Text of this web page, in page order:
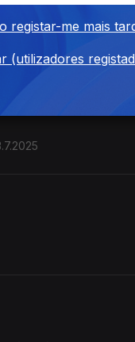
/ Colômbia).
registar-me mais
(utilizadores